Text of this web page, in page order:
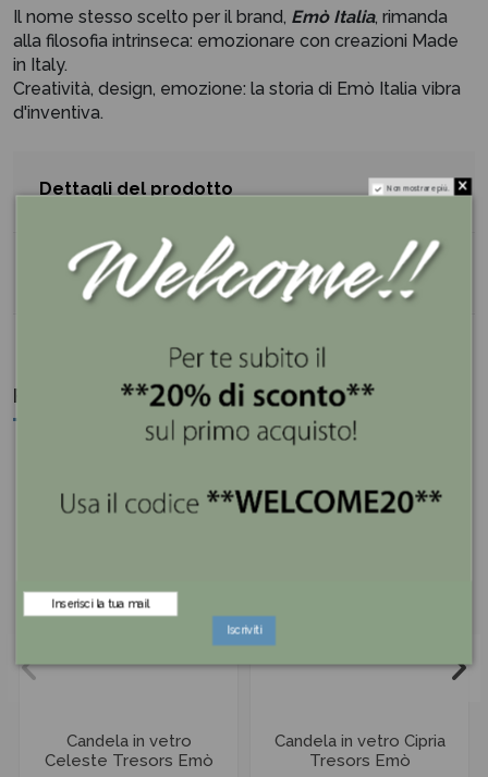
Il nome stesso scelto per il brand, Emò Italia, rimanda
alla filosofia intrinseca: emozionare con creazioni Made
in Italy.
Creatività, design, emozione: la storia di Emò Italia vibra
d'inventiva.
Dettagli del prodotto
Reviews (0)
Potrebbe anche piacerti
Candela in vetro
Celeste Tresors Emò
Candela in vetro Cipria
Tresors Emò
Non mostrare più.
Iscriviti